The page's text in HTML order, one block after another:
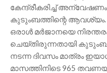
കേന്ദ്രീകരിച്ച്
കുടുംബത്തിന്റെ ആവശ്യം.
ഒരാൾ മർജാനയെ
ചെയ്തിരുന്നതായി
നടന്ന ദിവസം മാത്രം
മാസത്തിനിടെ 965